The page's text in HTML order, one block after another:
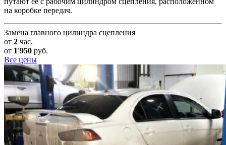
на коробке передач.
Замена главного цилиндра сцепления
от 2 час.
от 1'950 руб.
Все цены